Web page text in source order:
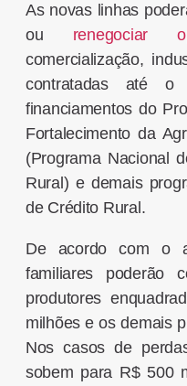
As novas linhas
ou renegociar
comercialização,
contratadas até
financiamentos do
Fortalecimento da
(Programa Nacional
Rural) e demais
de Crédito Rural.
De acordo com o
familiares poderão
produtores
milhões e os demais
Nos casos de
sobem para R$ 500